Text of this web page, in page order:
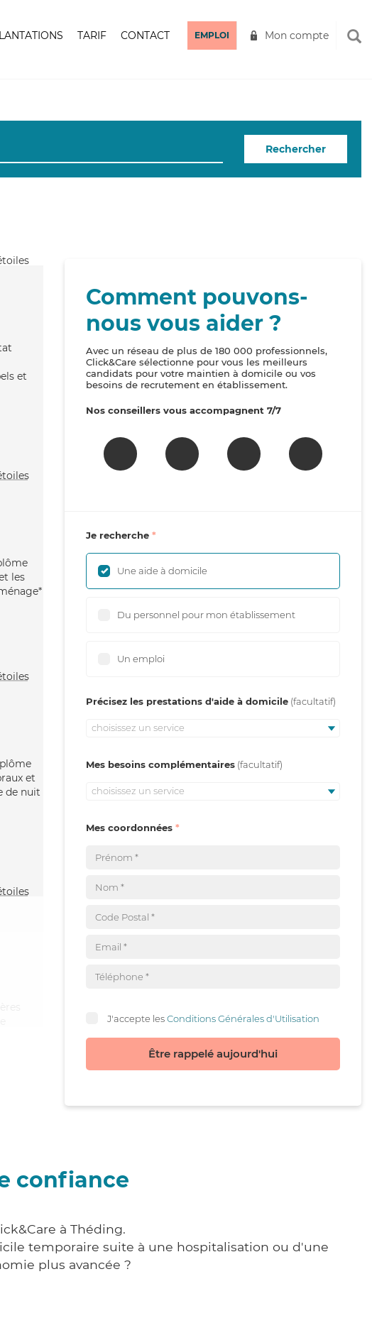
TARIF CONTACT EMPLOI Mon compte
Rechercher
et
les
et
de nuit
Comment pouvons-
nous vous aider ?
Avec un réseau de plus de 180 000 professionnels,
Click&Care sélectionne pour vous les meilleurs
candidats pour votre maintien à domicile ou vos
besoins de recrutement en établissement.
Nos conseillers vous accompagnent 7/7
Je recherche
Une aide à domicile
Du personnel pour mon établissement
Un emploi
Précisez les prestations d'aide à domicile
choisissez un service
Mes besoins complémentaires
choisissez un service
Mes coordonnées
J'accepte lesConditions Générales d'Utilisation
Être rappelé aujourd'hui
confiance
à Théding.
temporaire suite à une hospitalisation ou d'une
plus avancée ?